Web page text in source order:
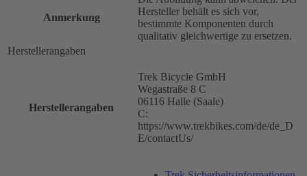
Anmerkung
Hersteller behält es sich vor,
bestimmte Komponenten durch
qualitativ gleichwertige zu ersetzen.
Herstellerangaben
Herstellerangaben
Trek Bicycle GmbH
Wegastraße 8 C
06116 Halle (Saale)
C:
https://www.trekbikes.com/de/de_D
E/contactUs/